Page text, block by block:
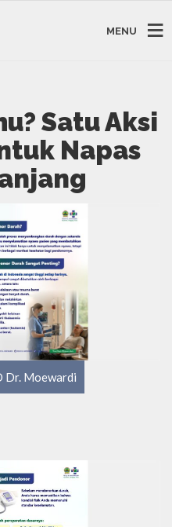
MENU
Satu Aksi
Napas
Dr. Moewardi